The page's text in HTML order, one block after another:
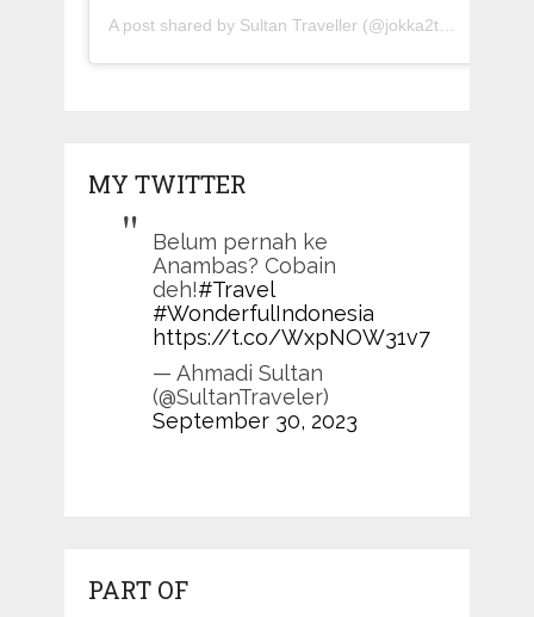
A post shared by Sultan Traveller (@jokka2traveller)
MY TWITTER
Belum pernah ke
Anambas? Cobain
deh!#Travel
#WonderfulIndonesia
https://t.co/WxpNOW31v7
— Ahmadi Sultan
(@SultanTraveler)
September 30, 2023
PART OF